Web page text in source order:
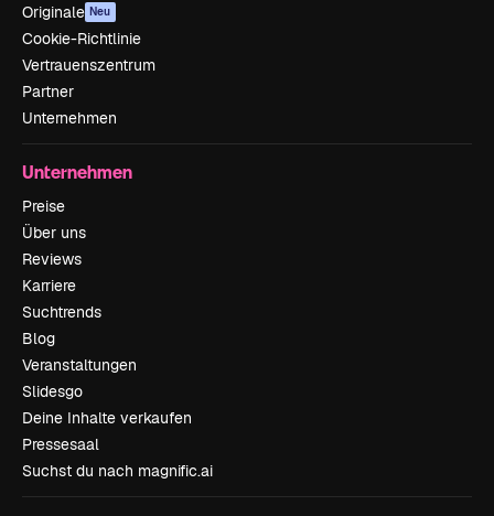
Originale Neu
Cookie-Richtlinie
Vertrauenszentrum
Partner
Unternehmen
Unternehmen
Preise
Über uns
Reviews
Karriere
Suchtrends
Blog
Veranstaltungen
Slidesgo
Deine Inhalte verkaufen
Pressesaal
Suchst du nach magnific.ai